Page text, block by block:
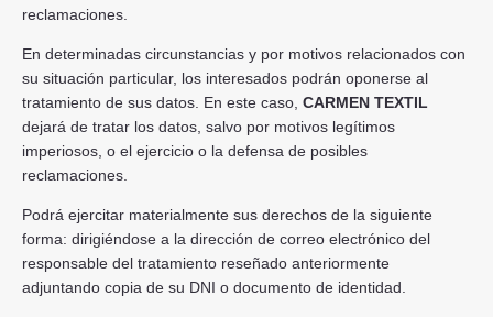
reclamaciones.
En determinadas circunstancias y por motivos relacionados con
su situación particular, los interesados podrán oponerse al
tratamiento de sus datos. En este caso, CARMEN TEXTIL
dejará de tratar los datos, salvo por motivos legítimos
imperiosos, o el ejercicio o la defensa de posibles
reclamaciones.
Podrá ejercitar materialmente sus derechos de la siguiente
forma: dirigiéndose a la dirección de correo electrónico del
responsable del tratamiento reseñado anteriormente
adjuntando copia de su DNI o documento de identidad.